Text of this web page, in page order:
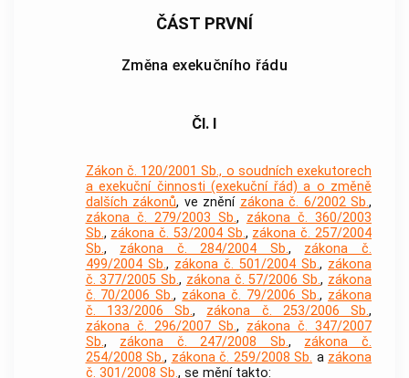
ČÁST PRVNÍ
Změna exekučního řádu
Čl. I
Zákon č. 120/2001 Sb., o soudních exekutorech
a exekuční činnosti (exekuční řád) a o změně
dalších zákonů, ve znění zákona č. 6/2002 Sb.,
zákona č. 279/2003 Sb., zákona č. 360/2003
Sb., zákona č. 53/2004 Sb., zákona č. 257/2004
Sb., zákona č. 284/2004 Sb., zákona č.
499/2004 Sb., zákona č. 501/2004 Sb., zákona
č. 377/2005 Sb., zákona č. 57/2006 Sb., zákona
č. 70/2006 Sb., zákona č. 79/2006 Sb., zákona
č. 133/2006 Sb., zákona č. 253/2006 Sb.,
zákona č. 296/2007 Sb., zákona č. 347/2007
Sb., zákona č. 247/2008 Sb., zákona č.
254/2008 Sb., zákona č. 259/2008 Sb. a zákona
č. 301/2008 Sb., se mění takto: